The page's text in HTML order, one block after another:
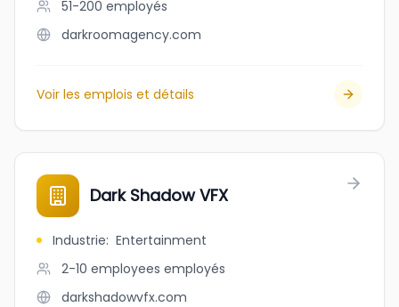
51-200 employés
darkroomagency.com
Voir les emplois et détails
Dark Shadow VFX
Industrie: Entertainment
2-10 employees employés
darkshadowvfx.com